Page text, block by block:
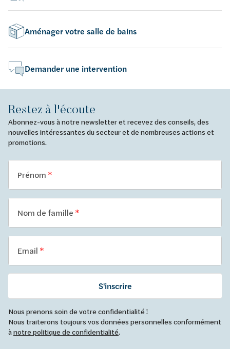
Aménager votre salle de bains
Demander une intervention
Restez à l'écoute
Abonnez-vous à notre newsletter et recevez des conseils, des
nouvelles intéressantes du secteur et de nombreuses actions et
promotions.
Prénom
Nom de famille
Email
S'inscrire
Nous prenons soin de votre confidentialité !
Nous traiterons toujours vos données personnelles conformément
ànotre politique de confidentialité.